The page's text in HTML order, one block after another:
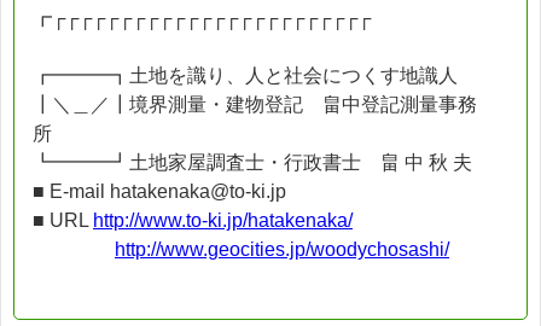
┏┌┌┌┌┌┌┌┌┌┌┌┌┌┌┌┌┌┌┌┌┌┌┌┌
┏━━━┓土地を識り、人と社会につくす地識人
┃＼＿／┃境界測量・建物登記 畠中登記測量事務
所
┗━━━┛土地家屋調査士・行政書士 畠 中 秋 夫
■ E-mail hatakenaka@to-ki.jp
■ URL http://www.to-ki.jp/hatakenaka/
http://www.geocities.jp/woodychosashi/